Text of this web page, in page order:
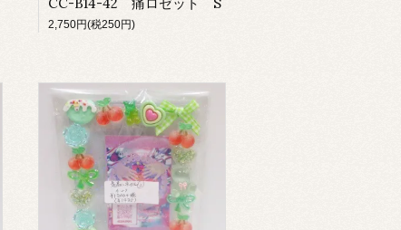
2,750円(税250円)